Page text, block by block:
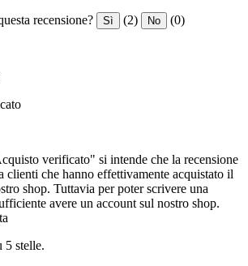
recensione? Sì (2) No (0)
verificato" si intende che la recensione
clienti che hanno effettivamente acquistato il
shop. Tuttavia per poter scrivere una
avere un account sul nostro shop.
5 stelle.